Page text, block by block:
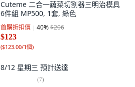
Cuteme 二合一蔬菜切割器三明治模具
6件組 MP500, 1套, 綠色
首購折扣價 40%$206
$123
($123.00/1個)
8/12 星期三 預計送達
(7)